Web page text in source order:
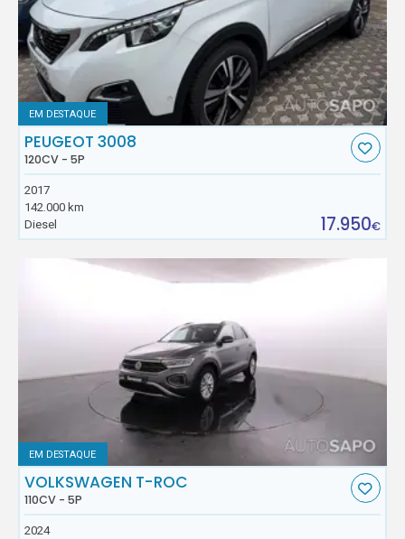
EM DESTAQUE
PEUGEOT 3008
120CV - 5P
2017
142.000 km
Diesel
17.950€
EM DESTAQUE
VOLKSWAGEN T-ROC
110CV - 5P
2024